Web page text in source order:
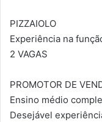
PIZZAIOLO
Experiência na
2 VAGAS
PROMOTOR DE
Ensino médio
Desejável